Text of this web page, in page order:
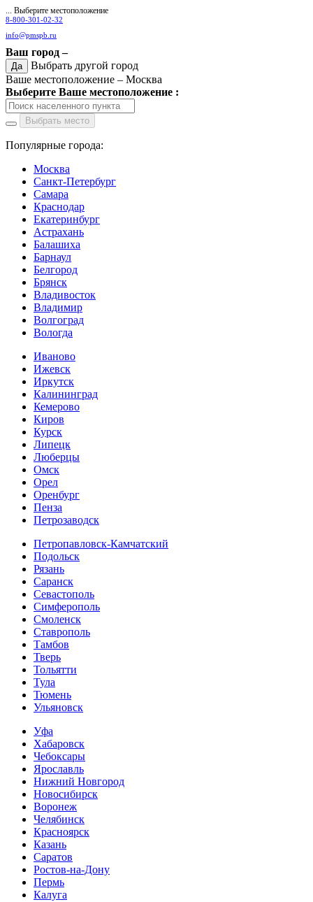
... Выберите местоположение
8-800-301-02-32
info@pmspb.ru
Ваш город –
Да
Выбрать другой город
Ваше местоположение – Москва
Выберите Ваше местоположение :
Выбрать место
Популярные города:
Москва
Санкт-Петербург
Самара
Краснодар
Екатеринбург
Астрахань
Балашиха
Барнаул
Белгород
Брянск
Владивосток
Владимир
Волгоград
Вологда
Иваново
Ижевск
Иркутск
Калининград
Кемерово
Киров
Курск
Липецк
Люберцы
Омск
Орел
Оренбург
Пенза
Петрозаводск
Петропавловск-Камчатский
Подольск
Рязань
Саранск
Севастополь
Симферополь
Смоленск
Ставрополь
Тамбов
Тверь
Тольятти
Тула
Тюмень
Ульяновск
Уфа
Хабаровск
Чебоксары
Ярославль
Нижний Новгород
Новосибирск
Воронеж
Челябинск
Красноярск
Казань
Саратов
Ростов-на-Дону
Пермь
Калуга